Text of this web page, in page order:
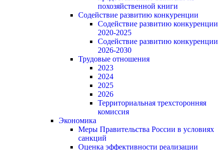
похозяйственной книги
Содействие развитию конкуренции
Содействие развитию конкуренции
2020-2025
Содействие развитию конкуренции
2026-2030
Трудовые отношения
2023
2024
2025
2026
Территориальная трехсторонняя
комиссия
Экономика
Меры Правительства России в условиях
санкций
Оценка эффективности реализации